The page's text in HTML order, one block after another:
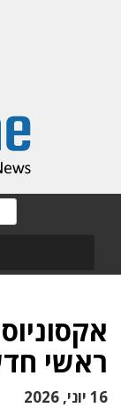
ראשי
16 יוני, 2026